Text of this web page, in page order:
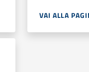
VAI ALLA